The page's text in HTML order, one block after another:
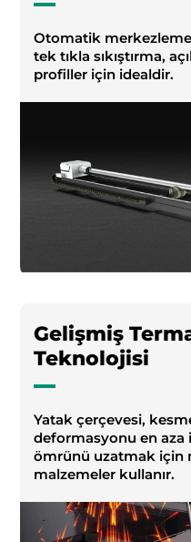
Otomatik
tek tıkla sıkıştırma,
profiller için idealdir.
Gelişmiş
Teknolojisi
Yatak çerçevesi,
deformasyonu en
ömrünü uzatmak için
malzemeler kullanır.